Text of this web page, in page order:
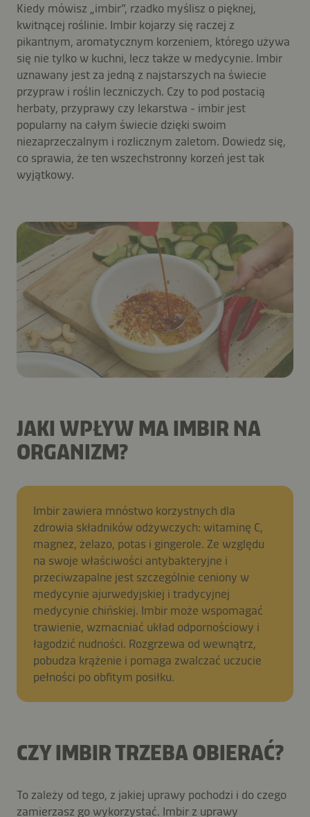
Kiedy mówisz „imbir”, rzadko myślisz o pięknej,
kwitnącej roślinie. Imbir kojarzy się raczej z
pikantnym, aromatycznym korzeniem, którego używa
się nie tylko w kuchni, lecz także w medycynie. Imbir
uznawany jest za jedną z najstarszych na świecie
przypraw i roślin leczniczych. Czy to pod postacią
herbaty, przyprawy czy lekarstwa - imbir jest
popularny na całym świecie dzięki swoim
niezaprzeczalnym i rozlicznym zaletom. Dowiedz się,
co sprawia, że ​​ten wszechstronny korzeń jest tak
wyjątkowy.
JAKI WPŁYW MA IMBIR NA
ORGANIZM?
Imbir zawiera mnóstwo korzystnych dla
zdrowia składników odżywczych: witaminę C,
magnez, żelazo, potas i gingerole. Ze względu
na swoje właściwości antybakteryjne i
przeciwzapalne jest szczególnie ceniony w
medycynie ajurwedyjskiej i tradycyjnej
medycynie chińskiej. Imbir może wspomagać
trawienie, wzmacniać układ odpornościowy i
łagodzić nudności. Rozgrzewa od wewnątrz,
pobudza krążenie i pomaga zwalczać uczucie
pełności po obfitym posiłku.
CZY IMBIR TRZEBA OBIERAĆ?
To zależy od tego, z jakiej uprawy pochodzi i do czego
zamierzasz go wykorzystać. Imbir z uprawy